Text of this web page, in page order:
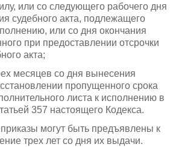
или со следующего рабочего дня
судебного акта, подлежащего
или со дня окончания
при предоставлении отсрочки
акта;
месяцев со дня вынесения
пропущенного срока
листа к исполнению в
357 настоящего Кодекса.
могут быть предъявлены к
трех лет со дня их выдачи.